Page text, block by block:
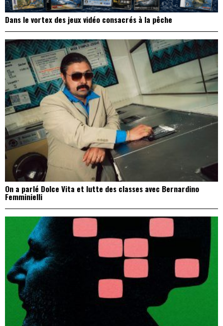
Dans le vortex des jeux vidéo consacrés à la pêche
On a parlé Dolce Vita et lutte des classes avec Bernardino
Femminielli